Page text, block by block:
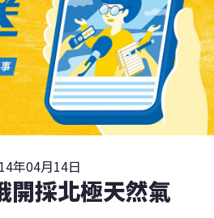
年04月14日
開採北極天然氣